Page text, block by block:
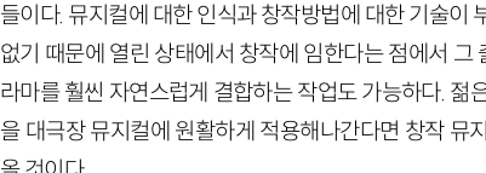
들이다. 뮤지컬에 대한 인식과 창작방법에 대한 기술이
없기 때문에 열린 상태에서 창작에 임한다는 점에서
라마를 훨씬 자연스럽게 결합하는 작업도 가능하다. 젊
을 대극장 뮤지컬에 원활하게 적용해나간다면 창작 뮤